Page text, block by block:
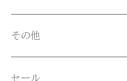
Four Seasons
freewaters(フリーウォー
その他
セール